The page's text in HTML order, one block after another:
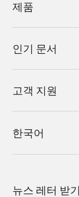
제품
인기 문서
고객 지원
한국어
뉴스 레터 받기